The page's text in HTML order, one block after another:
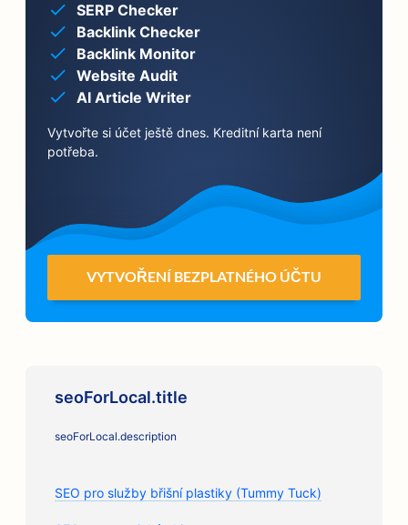
SERP Checker
Backlink Checker
Backlink Monitor
Website Audit
AI Article Writer
Vytvořte si účet ještě dnes. Kreditní karta není
potřeba.
VYTVOŘENÍ BEZPLATNÉHO ÚČTU
seoForLocal.title
seoForLocal.description
SEO pro služby břišní plastiky (Tummy Tuck)